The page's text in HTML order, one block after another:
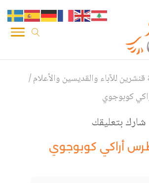
للآباء والقديسين والأعلام/
كوبوجوي
شارك بتعليقك
أراكي كوبوجوي